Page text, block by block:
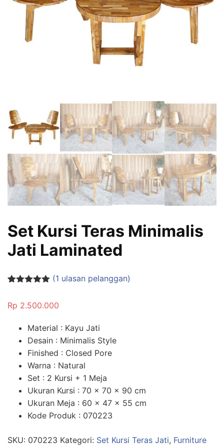
Set Kursi Teras Minimalis
Jati Laminated
berdasarka
(1 ulasan pelanggan)
Rp 2.500.000
Material : Kayu Jati
Desain : Minimalis Style
Finished : Closed Pore
Warna : Natural
Set : 2 Kursi + 1 Meja
Ukuran Kursi : 70 x 70 x 90 cm
Ukuran Meja : 60 x 47 x 55 cm
Kode Produk : 070223
SKU: 070223 Kategori: Set Kursi Teras Jati, Furniture